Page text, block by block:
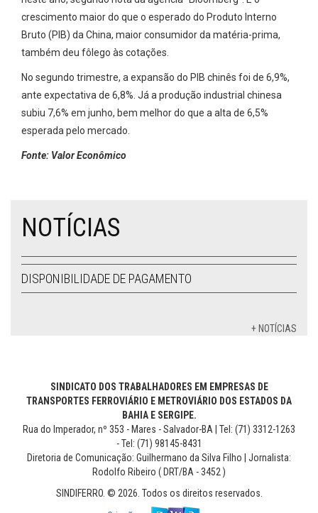
crescimento maior do que o esperado do Produto Interno
Bruto (PIB) da China, maior consumidor da matéria-prima,
também deu fôlego às cotações.
No segundo trimestre, a expansão do PIB chinês foi de 6,9%,
ante expectativa de 6,8%. Já a produção industrial chinesa
subiu 7,6% em junho, bem melhor do que a alta de 6,5%
esperada pelo mercado.
Fonte: Valor Econômico
NOTÍCIAS
DISPONIBILIDADE DE PAGAMENTO
+ NOTÍCIAS
SINDICATO DOS TRABALHADORES EM EMPRESAS DE
TRANSPORTES FERROVIÁRIO E METROVIÁRIO DOS ESTADOS DA
BAHIA E SERGIPE.
Rua do Imperador, nº 353 - Mares - Salvador-BA | Tel: (71) 3312-1263
- Tel: (71) 98145-8431
Diretoria de Comunicação: Guilhermano da Silva Filho | Jornalista:
Rodolfo Ribeiro ( DRT/BA - 3452 )
SINDIFERRO. © 2026. Todos os direitos reservados.